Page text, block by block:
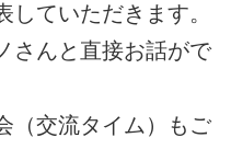
ていただきます。
さんと直接お話がで
（交流タイム）もご